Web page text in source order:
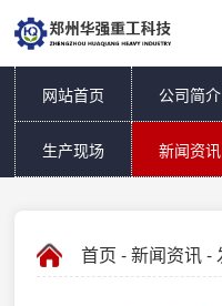
网站首页 公司简介
生产现场 新闻资讯
首页 -新闻资讯-